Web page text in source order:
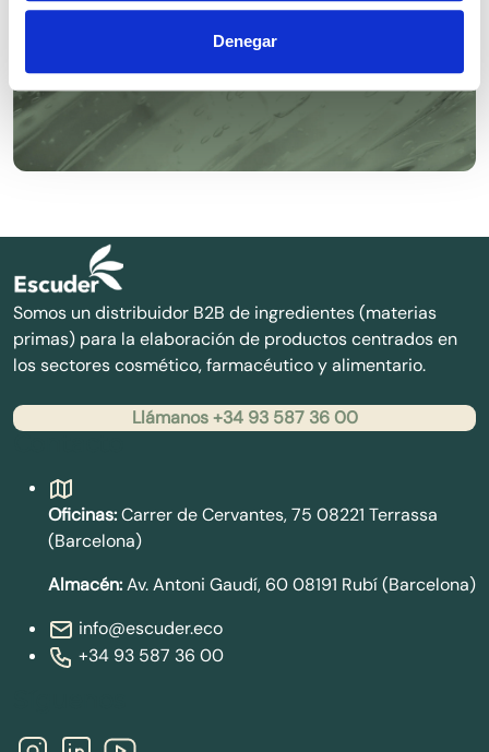
Denegar
Somos un distribuidor B2B de ingredientes (materias
primas) para la elaboración de productos centrados en
los sectores cosmético, farmacéutico y alimentario.
Llámanos +34 93 587 36 00
Oficinas:Carrer de Cervantes, 75 08221 Terrassa
(Barcelona)
Almacén:Av. Antoni Gaudí, 60 08191 Rubí (Barcelona)
info@escuder.eco
+34 93 587 36 00